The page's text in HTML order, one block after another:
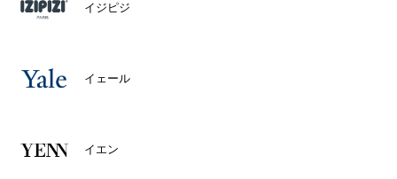
イジピジ
イェール
イエン